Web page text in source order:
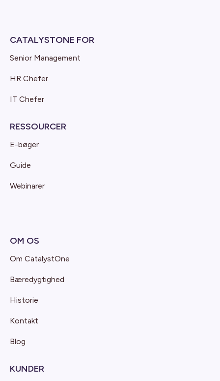
CATALYSTONE FOR
Senior Management
HR Chefer
IT Chefer
RESSOURCER
E-bøger
Guide
Webinarer
OM OS
Om CatalystOne
Bæredygtighed
Historie
Kontakt
Blog
KUNDER